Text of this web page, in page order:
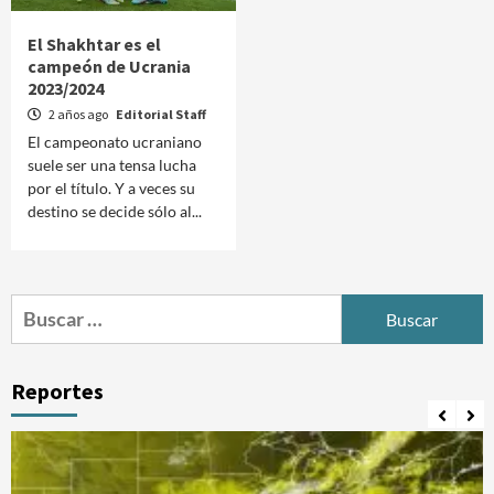
El Shakhtar es el
campeón de Ucrania
2023/2024
2 años ago Editorial Staff
El campeonato ucraniano
suele ser una tensa lucha
por el título. Y a veces su
destino se decide sólo al...
Buscar:
Reportes